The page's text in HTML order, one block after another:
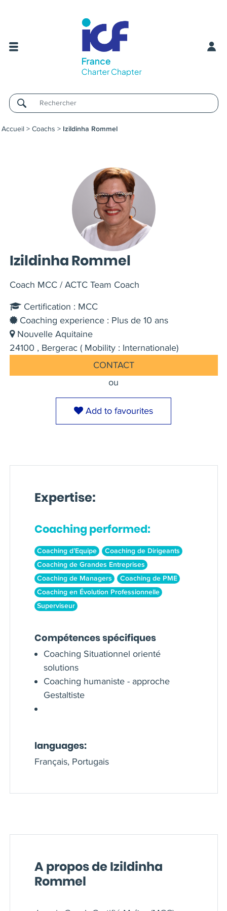
Username
Accueil > Coachs > Izildinha Rommel
Izildinha Rommel
Coach MCC / ACTC Team Coach
Certification : MCC
Coaching experience : Plus de 10 ans
Nouvelle Aquitaine
24100 , Bergerac ( Mobility : Internationale)
CONTACT
ou
Add to favourites
Expertise:
Coaching performed:
Coaching d’Equipe
Coaching de Dirigeants
Coaching de Grandes Entreprises
Coaching de Managers
Coaching de PME
Coaching en Évolution Professionnelle
Superviseur
Compétences spécifiques
Coaching Situationnel orienté
solutions
Coaching humaniste - approche
Gestaltiste
languages:
Français, Portugais
A propos de Izildinha
Rommel